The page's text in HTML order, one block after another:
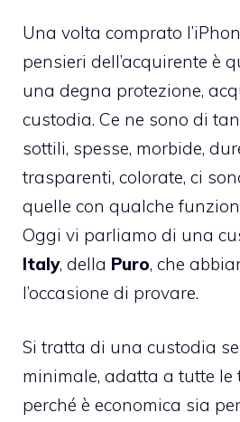
Una volta comprato
pensieri dell’acquirente è
una degna protezione,
custodia. Ce ne sono di
sottili, spesse, morbide,
trasparenti, colorate, ci
quelle con qualche
Oggi vi parliamo di una
Italy, della Puro, che
l’occasione di provare.
Si tratta di una custodia
minimale, adatta a tutte le
perché è economica sia